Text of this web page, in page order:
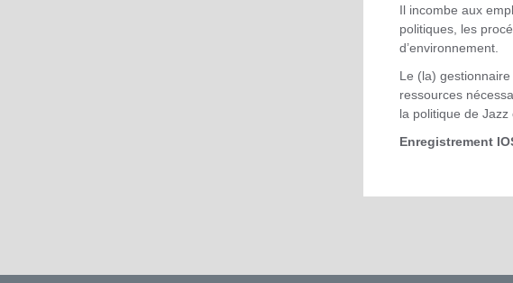
Il incombe aux
politiques, les
d’environnement.
Le (la)
ressources
la politique de Jazz
Enregistrement